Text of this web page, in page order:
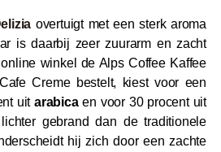
overtuigt met een sterk aroma
is daarbij zeer zuurarm en zacht
winkel de Alps Coffee Kaffee
Creme bestelt, kiest voor een
uit arabicaen voor 30 procent uit
gebrand dan de traditionele
hij zich door een zachte